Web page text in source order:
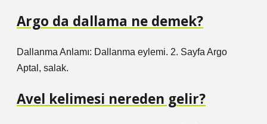
Argo da dallama ne demek?
Dallanma Anlamı: Dallanma eylemi. 2. Sayfa Argo
Aptal, salak.
Avel kelimesi nereden gelir?